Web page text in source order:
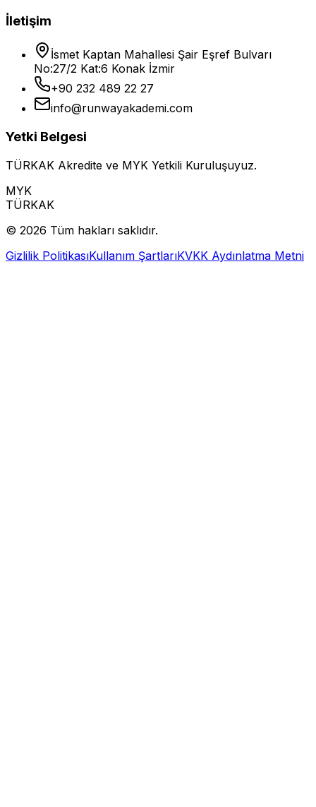
İletişim
İsmet Kaptan Mahallesi Şair Eşref Bulvarı
No:27/2 Kat:6 Konak İzmir
+90 232 489 22 27
info@runwayakademi.com
Yetki Belgesi
TÜRKAK Akredite ve MYK Yetkili Kuruluşuyuz.
MYK
TÜRKAK
© 2026 Tüm hakları saklıdır.
Gizlilik PolitikasıKullanım ŞartlarıKVKK Aydınlatma Metni